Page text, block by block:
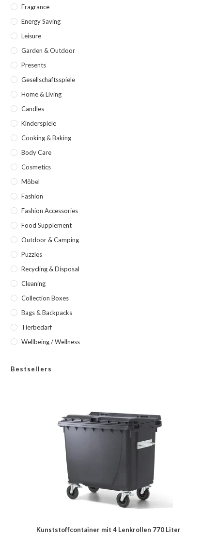
Fragrance
Energy Saving
Leisure
Garden & Outdoor
Presents
Gesellschaftsspiele
Home & Living
Candles
Kinderspiele
Cooking & Baking
Body Care
Cosmetics
Möbel
Fashion
Fashion Accessories
Food Supplement
Outdoor & Camping
Puzzles
Recycling & Disposal
Cleaning
Collection Boxes
Bags & Backpacks
Tierbedarf
Wellbeing / Wellness
Bestsellers
Kunststoffcontainer mit 4 Lenkrollen 770 Liter